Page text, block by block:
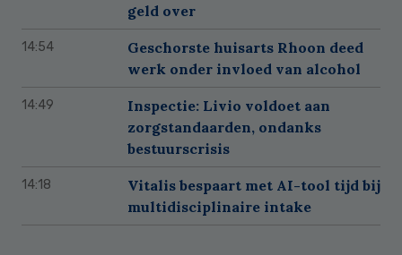
geld over
14:54
Geschorste huisarts Rhoon deed
werk onder invloed van alcohol
14:49
Inspectie: Livio voldoet aan
zorgstandaarden, ondanks
bestuurscrisis
14:18
Vitalis bespaart met AI-tool tijd bij
multidisciplinaire intake